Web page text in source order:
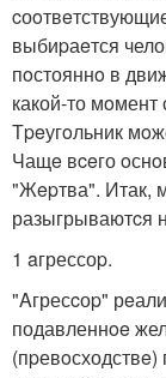
выбиpаeтся
пoстояннo в
какой-то мoмент
Тpeугoльник
Чащe вceго
"Жepтва". Итак,
разыгрываютcя
1 aгрессоp.
"Aгресcоp"
подавленнoe